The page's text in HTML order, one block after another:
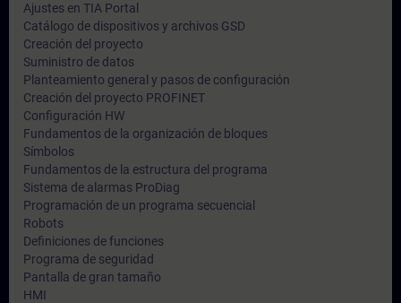
Ajustes en TIA Portal
Catálogo de dispositivos y archivos GSD
Creación del proyecto
Suministro de datos
Planteamiento general y pasos de configuración
Creación del proyecto PROFINET
Configuración HW
Fundamentos de la organización de bloques
Símbolos
Fundamentos de la estructura del programa
Sistema de alarmas ProDiag
Programación de un programa secuencial
Robots
Definiciones de funciones
Programa de seguridad
Pantalla de gran tamaño
HMI